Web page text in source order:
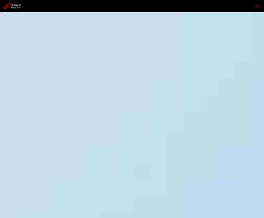
988钱包